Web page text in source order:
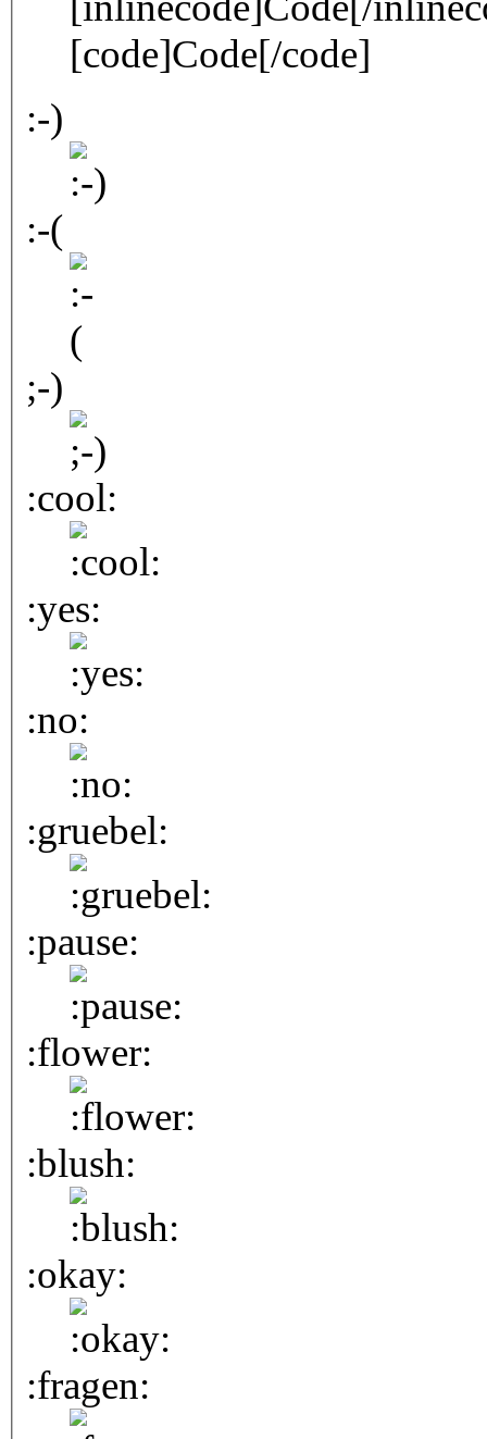
[code]Code[/code]
:-)
:-(
;-)
:cool:
:yes:
:no:
:gruebel:
:pause:
:flower:
:blush:
:okay:
:fragen: